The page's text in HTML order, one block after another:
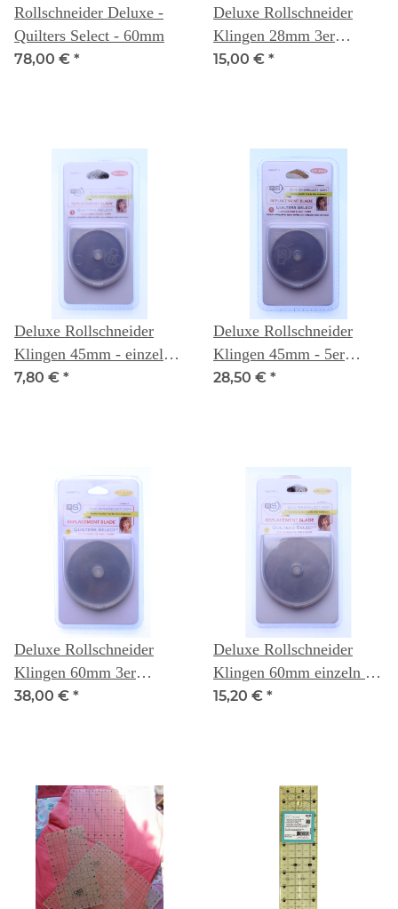
Rollschneider Deluxe -
Quilters Select - 60mm
78,00 € *
Deluxe Rollschneider
Klingen 28mm 3er
Packung - Quilters Select
15,00 € *
Deluxe Rollschneider
Klingen 45mm - einzeln -
Quilters Select
7,80 € *
Deluxe Rollschneider
Klingen 45mm - 5er
Packung- Quilters Select
28,50 € *
Deluxe Rollschneider
Klingen 60mm 3er
Packung - Quilters Select
38,00 € *
Deluxe Rollschneider
Klingen 60mm einzeln -
Quilters Select
15,20 € *